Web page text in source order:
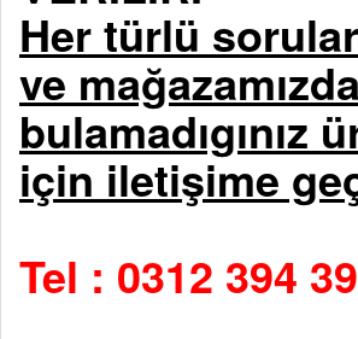
Her türlü
ve mağazamızda
bulamadıgınız
için iletişime
Tel : 0312 394